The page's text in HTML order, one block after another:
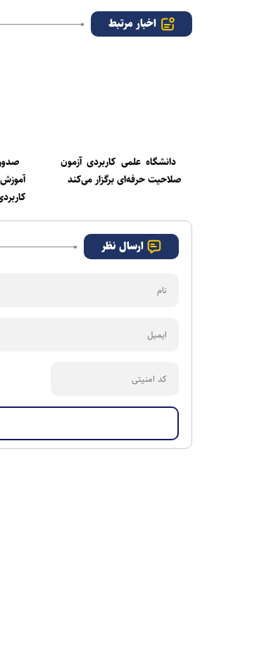
اخبار مرتبط
دانشگاه علمی کاربردی آزمون
صلاحیت حرفه‌ای برگزار می‌کند
ارسال نظر